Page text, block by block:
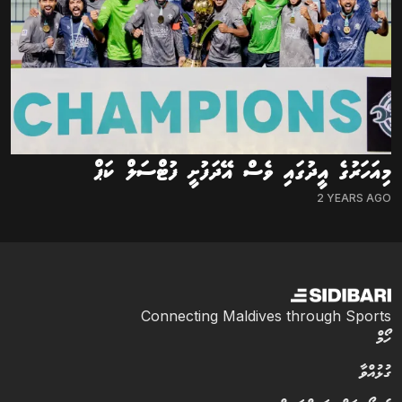
މިއަހަރުގެ އީދުގައި ވެސް އޭދަފުށީ ފުޓްސަލް ކަޕް
2 YEARS AGO
Connecting Maldives through Sports
ހޯމް
ގުޅުއްވާ